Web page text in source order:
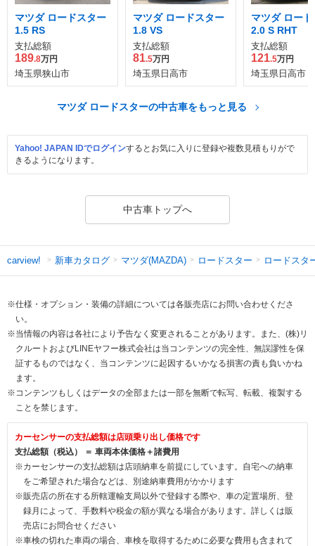
マツダ ロードスター
1.5 RS
支払総額
189.8万円
埼玉県狭山市
マツダ ロードスター
1.8 VS
支払総額
81.5万円
埼玉県日高市
マツダ ロー
2.0 S RHT
支払総額
121.5万円
埼玉県日高市
マツダ ロードスターの中古車をもっと見る
Yahoo! JAPAN IDでログインするとお気に入りに登録や複数見積もりがで
きるようになります。
中古車トップへ
carview! 新車カタログ マツダ(MAZDA) ロードスター ロードスタ
※仕様・オプション・装備の詳細については各販売店にお問い合わせくださ
い。
※当情報の内容は各社により予告なく変更されることがあります。また、(株)リ
クルートおよびLINEヤフー株式会社は当コンテンツの完全性、無誤謬性を保
証するものではなく、当コンテンツに起因するいかなる損害の責も負いかね
ます。
※コンテンツもしくはデータの全部または一部を無断で転写、転載、複製する
ことを禁じます。
カーセンサーの支払総額は店頭乗り出し価格です
支払総額（税込） ＝ 車両本体価格＋諸費用
※カーセンサーの支払総額は店頭納車を前提にしています。自宅への納車
をご希望された場合などは、別途納車費用がかかります
※販売店の所在する所轄運輸支局以外で登録する際や、車の定置場所、登
録月によって、手数料や税金の額が異なる場合があります。詳しくは販
売店にお問合せください
※車検の切れた車両の場合、車検を取得するために必要な費用も含まれて